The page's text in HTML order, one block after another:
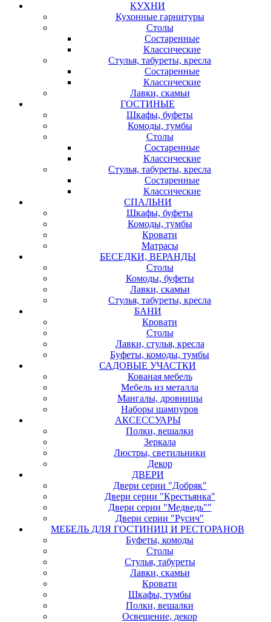
КУХНИ
Кухонные гарнитуры
Столы
Состаренные
Классические
Стулья, табуреты, кресла
Состаренные
Классические
Лавки, скамьи
ГОСТИНЫЕ
Шкафы, буфеты
Комоды, тумбы
Столы
Состаренные
Классические
Стулья, табуреты, кресла
Состаренные
Классические
СПАЛЬНИ
Шкафы, буфеты
Комоды, тумбы
Кровати
Матрасы
БЕСЕДКИ, ВЕРАНДЫ
Столы
Комоды, буфеты
Лавки, скамьи
Стулья, табуреты, кресла
БАНИ
Кровати
Столы
Лавки, стулья, кресла
Буфеты, комоды, тумбы
САДОВЫЕ УЧАСТКИ
Кованая мебель
Мебель из металла
Мангалы, дровницы
Наборы шампуров
АКСЕССУАРЫ
Полки, вешалки
Зеркала
Люстры, светильники
Декор
ДВЕРИ
Двери серии "Добряк"
Двери серии "Крестьянка"
Двери серии "Медведь""
Двери серии "Русич"
МЕБЕЛЬ ДЛЯ ГОСТИНИЦ И РЕСТОРАНОВ
Буфеты, комоды
Столы
Стулья, табуреты
Лавки, скамьи
Кровати
Шкафы, тумбы
Полки, вешалки
Освещение, декор